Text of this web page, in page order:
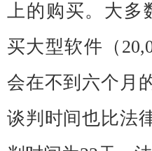
上的购买。大多
买大型软件（
会在不到六个月
谈判时间也比法